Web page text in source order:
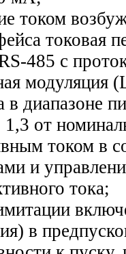
током
токовая
485 с
в диапазоне
от
током в
и
тока;
в